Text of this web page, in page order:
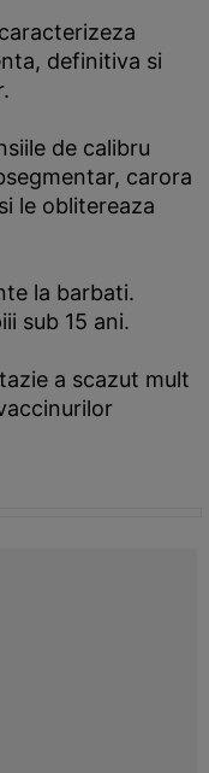
definitiva si
de calibru
carora
le oblitereaza
la barbati.
sub 15 ani.
a scazut mult